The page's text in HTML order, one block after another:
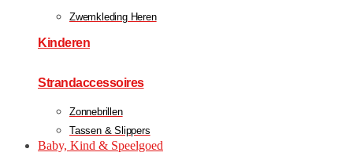
Zwemkleding Heren
Kinderen
Strandaccessoires
Zonnebrillen
Tassen & Slippers
Baby, Kind & Speelgoed